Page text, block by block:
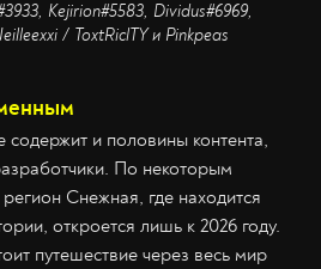
Kejirion#5583, Dividus#6969,
/ ToxtRiclTY и Pinkpeas
и половины контента,
По некоторым
Снежная, где находится
откроется лишь к 2026 году.
путешествие через весь мир